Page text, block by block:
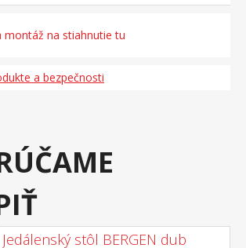
montáž na stiahnutie tu
a bezpečnosti
Jedálenský stôl BERGEN dub